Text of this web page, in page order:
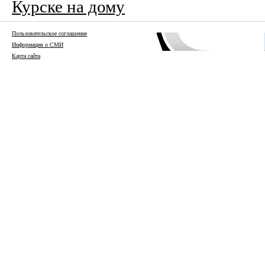
Курске на дому
Пользовательское соглашение
Информация о СМИ
Карта сайта